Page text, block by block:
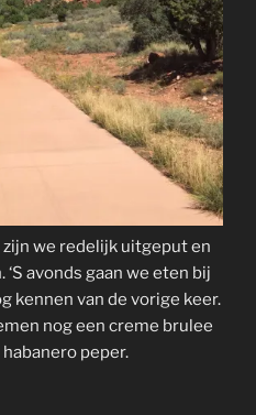
we redelijk uitgeput en
avonds gaan we eten bij
kennen van de vorige keer.
nog een creme brulee
peper.